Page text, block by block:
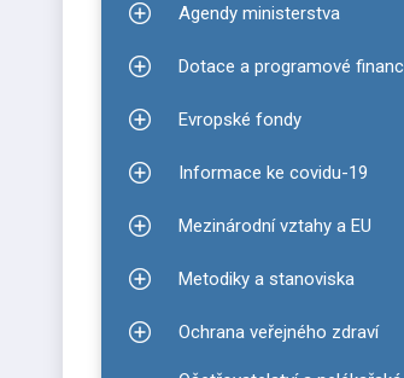
Zobrazit podmenu pro Agendy
Agendy ministerstva
Zobrazit podmenu pro Dotace a
Dotace a programové
Zobrazit podmenu pro Evropské
Evropské fondy
Zobrazit podmenu pro Informace
Informace ke covidu-19
Zobrazit podmenu pro
Mezinárodní vztahy a EU
Zobrazit podmenu pro Metodiky
Metodiky a stanoviska
Zobrazit podmenu pro Ochrana
Ochrana veřejného zdraví